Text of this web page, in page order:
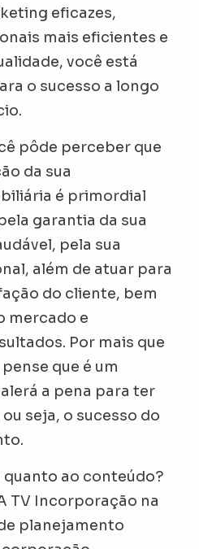
eficazes,
mais eficientes e
você está
o sucesso a longo
pôde perceber que
da sua
é primordial
garantia da sua
pela sua
além de atuar para
do cliente, bem
mercado e
Por mais que
que é um
a pena para ter
seja, o sucesso do
ao conteúdo?
TV Incorporação na
planejamento